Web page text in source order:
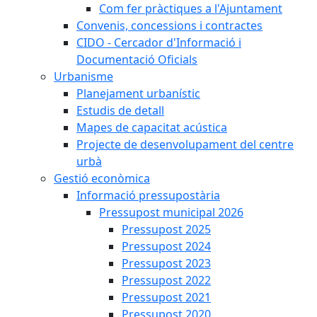
Com fer pràctiques a l'Ajuntament
Convenis, concessions i contractes
CIDO - Cercador d'Informació i
Documentació Oficials
Urbanisme
Planejament urbanístic
Estudis de detall
Mapes de capacitat acústica
Projecte de desenvolupament del centre
urbà
Gestió econòmica
Informació pressupostària
Pressupost municipal 2026
Pressupost 2025
Pressupost 2024
Pressupost 2023
Pressupost 2022
Pressupost 2021